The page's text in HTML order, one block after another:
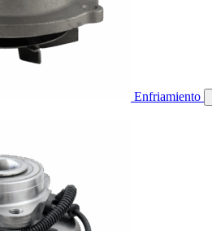
Enfriamiento